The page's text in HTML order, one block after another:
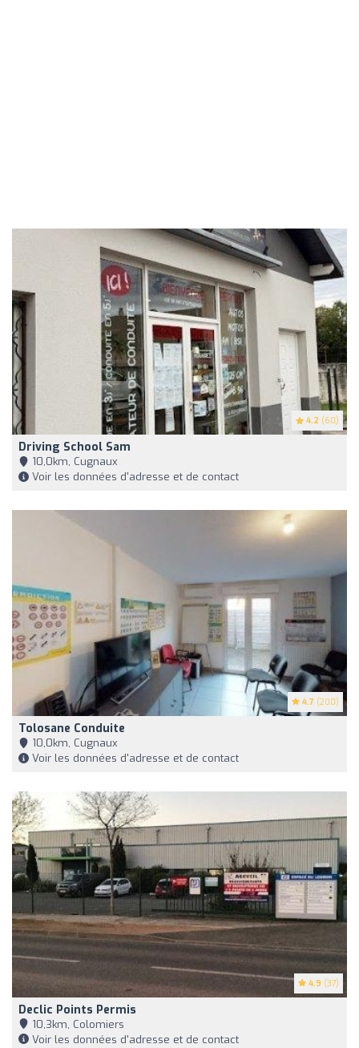
4.2 (60)
Driving School Sam
10,0km, Cugnaux
Voir les données d'adresse et de contact
4.7 (200)
Tolosane Conduite
10,0km, Cugnaux
Voir les données d'adresse et de contact
4.9 (37)
Declic Points Permis
10,3km, Colomiers
Voir les données d'adresse et de contact